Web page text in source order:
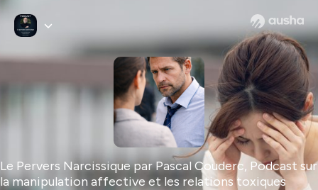
Le Pervers Narcissique par Pascal Couderc, Podcast sur
la manipulation affective et les relations toxiques